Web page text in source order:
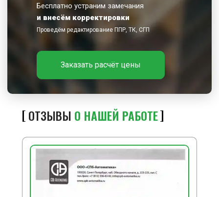
Бесплатно устраним замечания
и внесём корректировки
Проведём редактирование ППР, ТК, СГП
Заказать расчёт цены
ОТЗЫВЫ О НАШЕЙ РАБОТЕ